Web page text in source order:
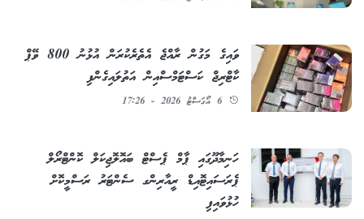
ވައިގެ މަގުން ރާއްޖެ އެތެރެކުރަން އުޅުނު 800 ވޭޕް
ކާޓްރިޖް ކަސްޓަމްސްއިން އަތުލައިގެންފި
6 އޯގަސްޓު 2026 - 17:26
ހަނިމާދޫގައި ޕާމް ޕެސްޓް ބައޮލޮޖިކަލް ކޮންޓްރޯލް
ޕެރަސައިޓޮއިޑް ރީއާރިންގ ސެންޓަރު ރަސްމީކޮށް
ހުޅުވައިފި